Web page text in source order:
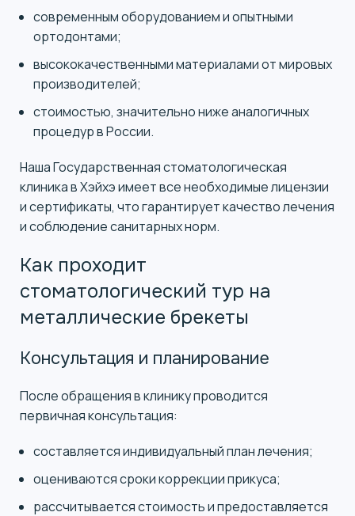
современным оборудованием и опытными
ортодонтами;
высококачественными материалами от мировых
производителей;
стоимостью, значительно ниже аналогичных
процедур в России.
Наша Государственная стоматологическая
клиника в Хэйхэ имеет все необходимые лицензии
и сертификаты, что гарантирует качество лечения
и соблюдение санитарных норм.
Как проходит
стоматологический тур на
металлические брекеты
Консультация и планирование
После обращения в клинику проводится
первичная консультация:
составляется индивидуальный план лечения;
оцениваются сроки коррекции прикуса;
рассчитывается стоимость и предоставляется